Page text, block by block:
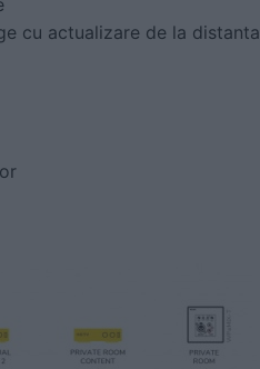
cu actualizare de la distanta